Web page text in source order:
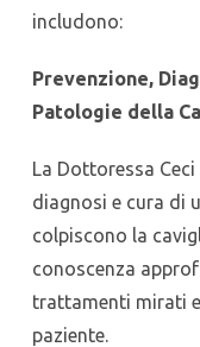
includono:
Prevenzione,
Patologie della
La Dottoressa
diagnosi e cura di
colpiscono la
conoscenza
trattamenti mirati
paziente.